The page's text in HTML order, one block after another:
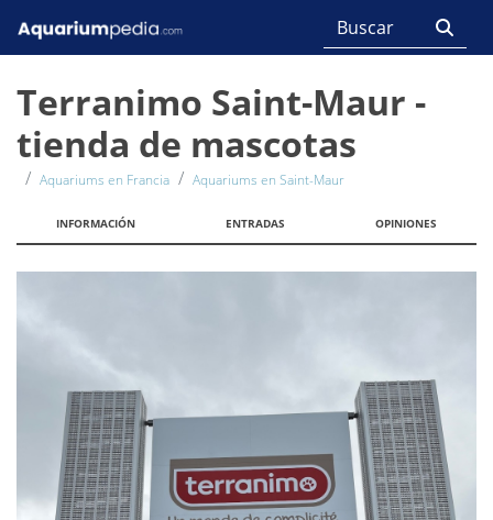
Terranimo Saint-Maur -
tienda de mascotas
Aquariums en Francia Aquariums en Saint-Maur
INFORMACIÓN ENTRADAS OPINIONES